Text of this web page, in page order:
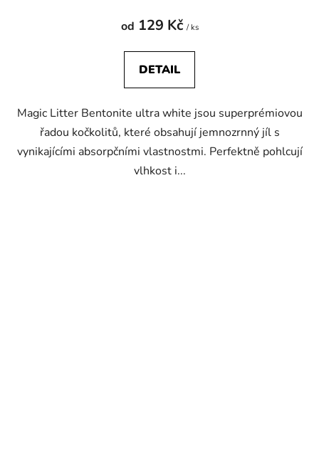
od 129 Kč / ks
DETAIL
Magic Litter Bentonite ultra white jsou superprémiovou
řadou kočkolitů, které obsahují jemnozrnný jíl s
vynikajícími absorpčními vlastnostmi. Perfektně pohlcují
vlhkost i...